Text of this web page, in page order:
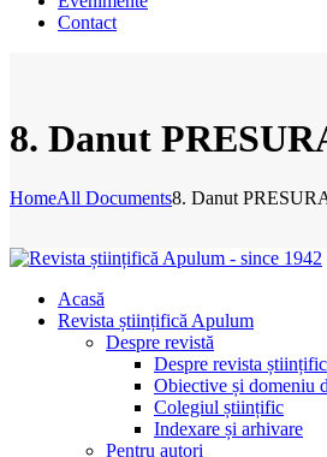
Contact
8. Danut
HomeAll Documents8. Danut
Acasă
Revista științifică Apulum
Despre revistă
Despre revista
Obiective și domeniu
Colegiul științific
Indexare și arhivare
Pentru autori